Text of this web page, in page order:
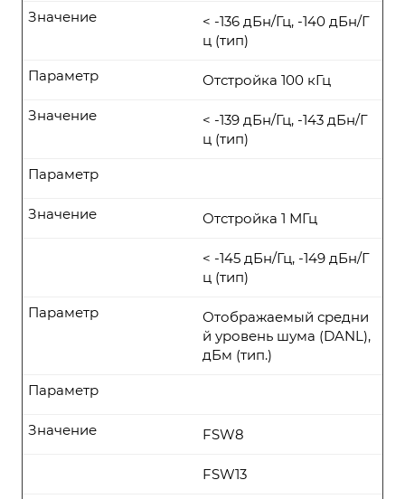
< -136 дБн/Гц, -140 дБн/Г
ц (тип)
Значение
Отстройка 100 кГц
Параметр
< -139 дБн/Гц, -143 дБн/Г
ц (тип)
Значение
Параметр
Отстройка 1 МГц
Значение
< -145 дБн/Гц, -149 дБн/Г
ц (тип)
Отображаемый средни
й уровень шума (DANL),
дБм (тип.)
Параметр
Параметр
FSW8
Значение
FSW13